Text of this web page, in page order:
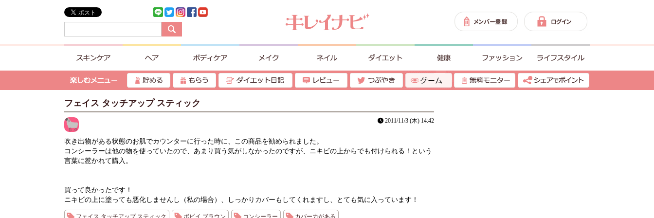
フェイス タッチアップ スティック
2011/11/3 (木) 14:42
吹き出物がある状態のお肌でカウンターに行った時に、この商品を勧められました。
コンシーラーは他の物を使っていたので、あまり買う気がしなかったのですが、ニキビの上からでも付けられる！という
言葉に惹かれて購入。
買って良かったです！
ニキビの上に塗っても悪化しませんし（私の場合）、しっかりカバーもしてくれますし、とても気に入っています！
フェイス タッチアップ スティック ボビイ ブラウン コンシーラー カバー力がある